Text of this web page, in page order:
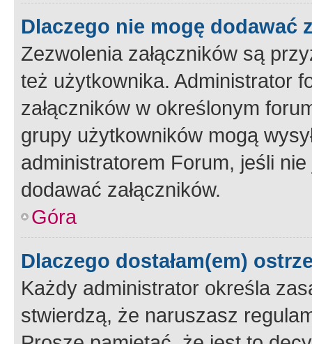
Dlaczego nie mogę dodawać
Zezwolenia załączników są
też użytkownika. Administrator
załączników w określonym
grupy użytkowników mogą
administratorem Forum, jeśli
dodawać załączników.
Góra
Dlaczego dostałam(em)
Każdy administrator określa
stwierdzą, że naruszasz